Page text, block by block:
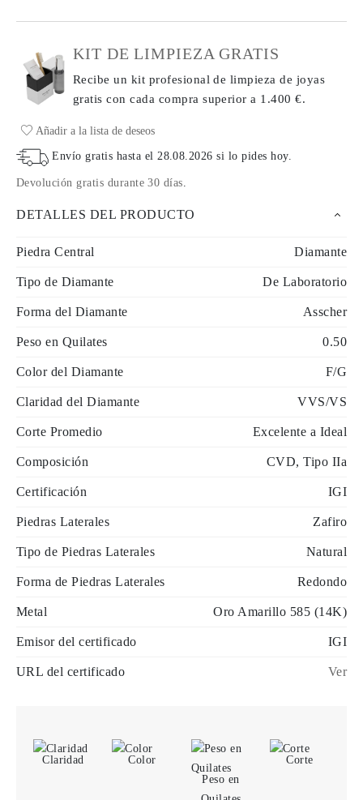
KIT DE LIMPIEZA GRATIS
Recibe un kit profesional de limpieza de joyas
gratis con cada comprasuperior a 1.400 €.
Añadir a la lista de deseos
Envío gratis hasta el 28.08.2026 si lo pides hoy.
Devolución gratis durante 30 días
DETALLES DEL PRODUCTO
Piedra Central Diamante
Tipo de Diamante De Laboratorio
Forma del Diamante Asscher
Peso en Quilates 0.50
Color del Diamante F/G
Claridad del Diamante VVS/VS
Corte Promedio Excelente a Ideal
Composición CVD, Tipo IIa
Certificación IGI
Piedras Laterales Zafiro
Tipo de Piedras Laterales Natural
Forma de Piedras Laterales Redondo
Metal Oro Amarillo 585 (14K)
Emisor del certificado IGI
URL del certificado Ver
Claridad
Color
Peso en
Corte